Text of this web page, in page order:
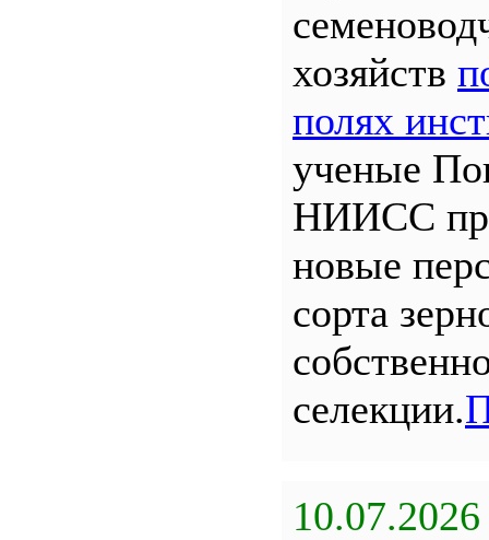
хозяйств
полях
ученые
НИИСС
новые
сорта
селекции.
10.07.2026